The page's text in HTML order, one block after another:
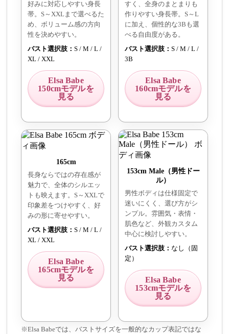
好みに対応しやすい身長
帯。S～XXLまで選べるた
め、ボリューム感の方向
性を決めやすい。
バスト選択肢： S / M / L /
XL / XXL
Elsa Babe
150cmモデルを
見る
すく、全身のまとまりも
作りやすい身長帯。S～L
に加え、個性的な3Bも選
べる自由度がある。
バスト選択肢： S / M / L /
3B
Elsa Babe
160cmモデルを
見る
165cm
長身ならではの存在感が
魅力で、全体のシルエッ
トも映えます。S～XXLで
印象差をつけやすく、好
みの形に寄せやすい。
バスト選択肢： S / M / L /
XL / XXL
Elsa Babe
165cmモデルを
見る
153cm Male（男性ドー
ル）
男性ボディは仕様固定で
迷いにくく、選び方がシ
ンプル。雰囲気・表情・
肌色など、外観カスタム
中心に検討しやすい。
バスト選択肢： なし（固
定）
Elsa Babe
153cmモデルを
見る
※Elsa Babeでは、バストサイズを一般的なカップ表記ではな